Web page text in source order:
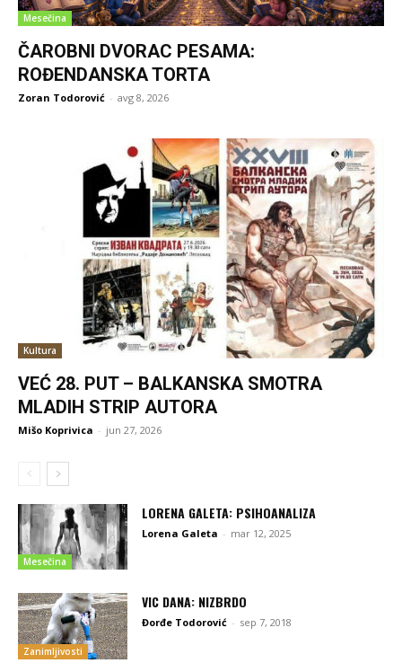
Mesečina
ČAROBNI DVORAC PESAMA:
ROĐENDANSKA TORTA
Zoran Todorović - avg 8, 2026
Kultura
VEĆ 28. PUT – BALKANSKA SMOTRA
MLADIH STRIP AUTORA
Mišo Koprivica - jun 27, 2026
Mesečina
LORENA GALETA: PSIHOANALIZA
Lorena Galeta - mar 12, 2025
Zanimljivosti
VIC DANA: NIZBRDO
Đorđe Todorović - sep 7, 2018